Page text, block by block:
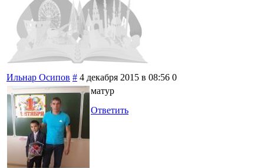
Ильнар Осипов # 4 декабря 2015 в 08:56 0
матур
Ответить